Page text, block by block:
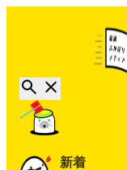
新着